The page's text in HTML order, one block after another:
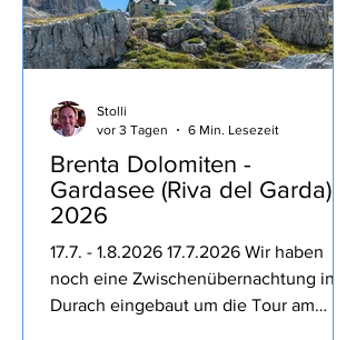
Brenta Dolomiten -
Gardasee (Riva del Garda)
2026
17.7. - 1.8.2026 17.7.2026 Wir haben
noch eine Zwischenübernachtung in
vor 3 Tagen
6 Min. Lesezeit